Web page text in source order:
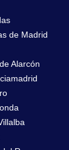
de Madrid
Alarcón